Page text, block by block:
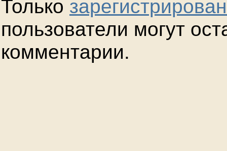
Только
пользователи могут
комментарии.